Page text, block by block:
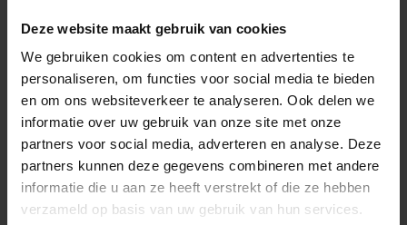
Deze website maakt gebruik van cookies
We gebruiken cookies om content en advertenties te
personaliseren, om functies voor social media te bieden
en om ons websiteverkeer te analyseren. Ook delen we
informatie over uw gebruik van onze site met onze
partners voor social media, adverteren en analyse. Deze
partners kunnen deze gegevens combineren met andere
informatie die u aan ze heeft verstrekt of die ze hebben
verzameld op basis van uw gebruik van hun services.
HET TOPMATRAS
Het topmatras, ofwel de topper, zorgt ervoor dat u nóg
comfortabeler ligt in uw boxspring. Daarbij vormt dit
extra matras een beschermlaag voor de onderliggende
matrassen, waardoor deze langer meegaan. Het
topmatras zelf is 8cm dik en heeft een dubbeldoek
antiallergische hoes. Deze vederlichte hoes is wasbaar